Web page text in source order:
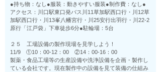
●持ち物：なし●服装：動きやすい服装●制作費：なし●
アクセス：川口駅東口発バス川11草加駅西口行・川12草
加駅西口行・川13峯八幡宮行・川25安行出羽行・川22-2
原行「江戸袋」下車徒歩6分●駐輪場：5台
２５ 工場設備の製作現場を見学しよう！
11/9 ①10：00-12：00 ②14：00-16：00
製薬・食品工場等の生産設備や洗浄設備を企画・製作し
ている会社です。現在製作中の設備を見て装備の仕組み